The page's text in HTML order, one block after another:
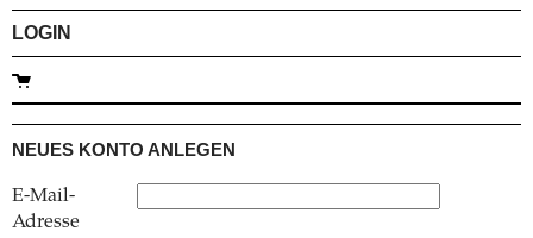
LOGIN
NEUES KONTO ANLEGEN
E-Mail-
Adresse